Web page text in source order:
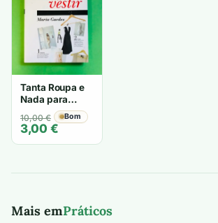
Tanta Roupa e
Nada para
Vestir - Maria
Guedes
10,00€
O
preço
original
10,00 €.
3,00 €
O
preço
atual
3,00 €.
Bom
Mais emPráticos